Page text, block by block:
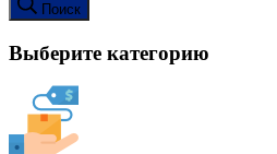
Поиск
Выберите категорию